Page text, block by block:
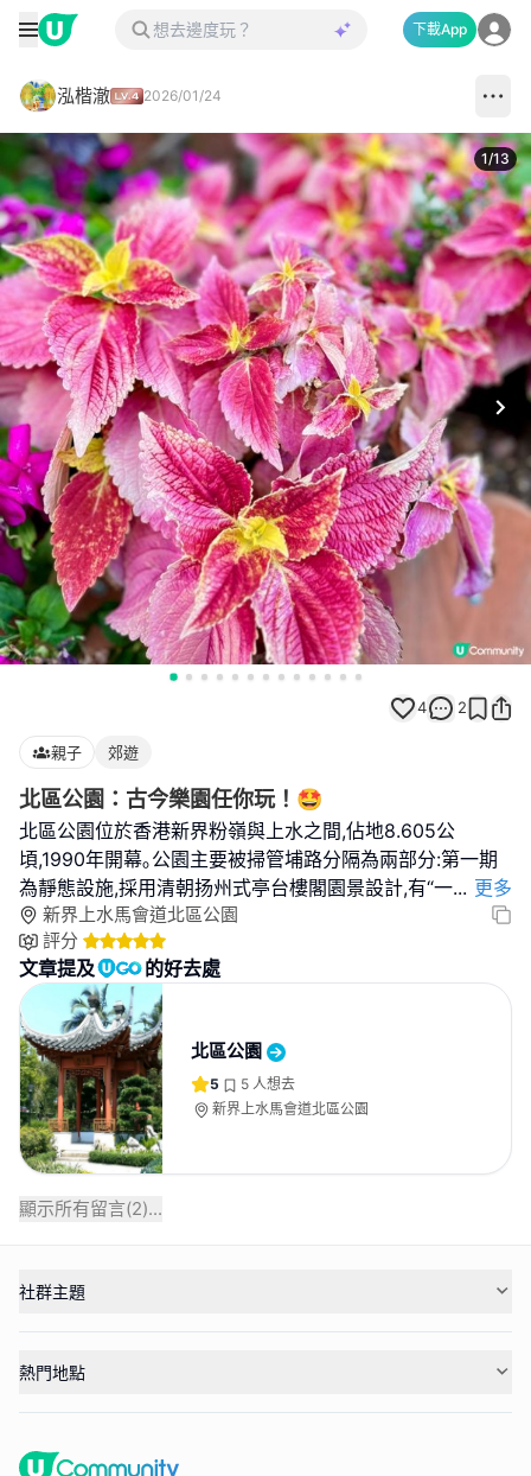
下載App
泓楷澈 2026/01/24
1/13
4 2
親子 郊遊
北區公園：古今樂園任你玩！🤩
北區公園位於香港新界粉嶺與上水之間,佔地8.605公
頃,1990年開幕｡公園主要被掃管埔路分隔為兩部分:第一期
為靜態設施,採用清朝扬州式亭台樓閣園景設計,有“一... 更多
新界上水馬會道北區公園
評分
文章提及 的好去處
北區公園
5 5 人想去
新界上水馬會道北區公園
顯示所有留言(2)...
社群主題
熱門地點